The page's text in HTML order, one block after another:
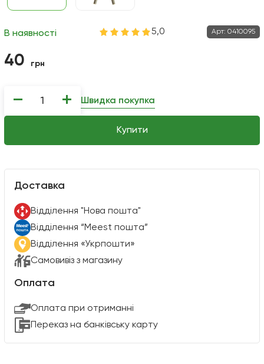
В наявності 5,0 Арт: 0410095
40 грн
− +
Купити
Швидка покупка
Доставка
Вiддiлення "Нова пошта"
Вiддiлення “Meest пошта”
Відділення «Укрпошти»
Самовивіз з магазину
Оплата
Оплата при отриманні
Переказ на банківську карту